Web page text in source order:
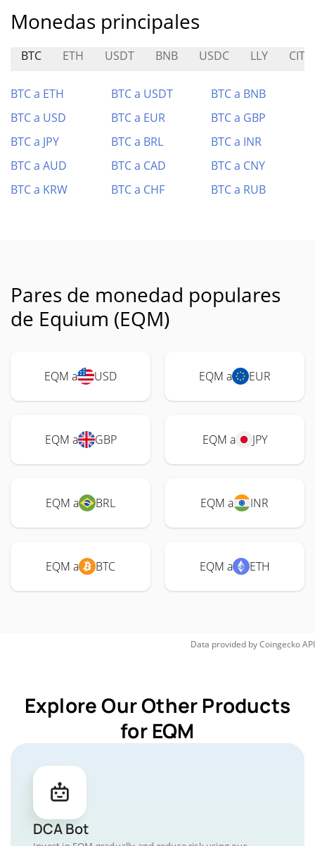
Monedas principales
BTC ETH USDT BNB USDC LLY
BTC a ETH BTC a USDT
BTC a BNB
BTC a USD
BTC a EUR
BTC a GBP
BTC a JPY
BTC a BRL
BTC a INR
BTC a AUD
BTC a CAD
BTC a CNY
BTC a KRW
BTC a CHF BTC a RUB
Pares de monedad populares
de Equium (EQM)
EQM a USD EQM a EUR
EQM a GBP EQM a JPY
EQM a BRL EQM a INR
EQM a BTC EQM a ETH
Data provided byCoingeckoAPI
Explore Our Other Products
for EQM
DCA Bot